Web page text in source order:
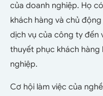
của doanh nghiệp. Họ
khách hàng và chủ
dịch vụ của công ty đến
thuyết phục khách hàng
nghiệp.
Cơ hội làm việc của